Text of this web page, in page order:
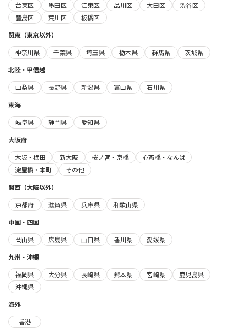
台東区
墨田区 江東区 品川区 大田区
渋谷区
豊島区
荒川区
板橋区
関東（東京以外）
神奈川県
千葉県 埼玉県 栃木県 群馬県
茨城県
北陸・甲信越
山梨県
長野県 新潟県 富山県
石川県
東海
岐阜県
静岡県
愛知県
大阪府
大阪・梅田
新大阪 桜ノ宮・京橋
心斎橋・なんば
淀屋橋・本町
その他
関西（大阪以外）
京都府
滋賀県 兵庫県
和歌山県
中国・四国
岡山県
広島県 山口県 香川県
愛媛県
九州・沖縄
福岡県
大分県 長崎県 熊本県 宮崎県
鹿児島県
沖縄県
海外
香港